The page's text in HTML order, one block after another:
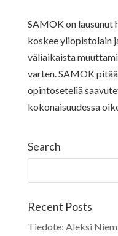
SAMOK on lausunut
koskee yliopistolain
väliaikaista
varten. SAMOK
opintoseteliä
kokonaisuudessa
Search
Recent Posts
Tiedote: Aleksi